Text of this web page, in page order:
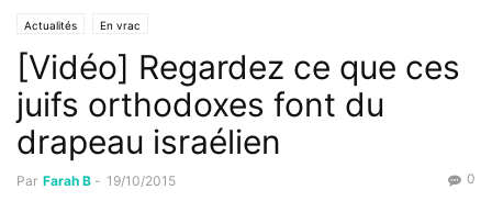
Actualités En vrac
[Vidéo] Regardez ce que ces
juifs orthodoxes font du
drapeau israélien
Par Farah B - 19/10/2015 0